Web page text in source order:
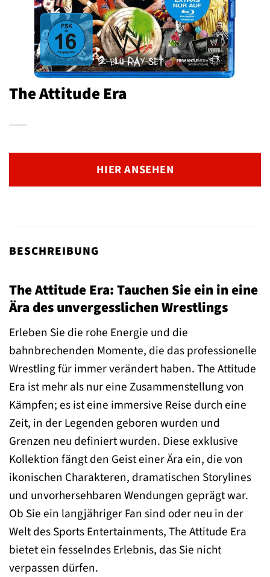
The Attitude Era
HIER ANSEHEN
BESCHREIBUNG
The Attitude Era: Tauchen Sie ein in eine
Ära des unvergesslichen Wrestlings
Erleben Sie die rohe Energie und die
bahnbrechenden Momente, die das professionelle
Wrestling für immer verändert haben. The Attitude
Era ist mehr als nur eine Zusammenstellung von
Kämpfen; es ist eine immersive Reise durch eine
Zeit, in der Legenden geboren wurden und
Grenzen neu definiert wurden. Diese exklusive
Kollektion fängt den Geist einer Ära ein, die von
ikonischen Charakteren, dramatischen Storylines
und unvorhersehbaren Wendungen geprägt war.
Ob Sie ein langjähriger Fan sind oder neu in der
Welt des Sports Entertainments, The Attitude Era
bietet ein fesselndes Erlebnis, das Sie nicht
verpassen dürfen.